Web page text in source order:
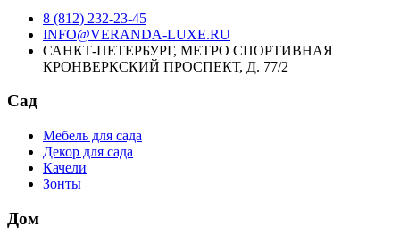
8 (812) 232-23-45
INFO@VERANDA-LUXE.RU
САНКТ-ПЕТЕРБУРГ, МЕТРО СПОРТИВНАЯ
КРОНВЕРКСКИЙ ПРОСПЕКТ, Д. 77/2
Сад
Мебель для сада
Декор для сада
Качели
Зонты
Дом